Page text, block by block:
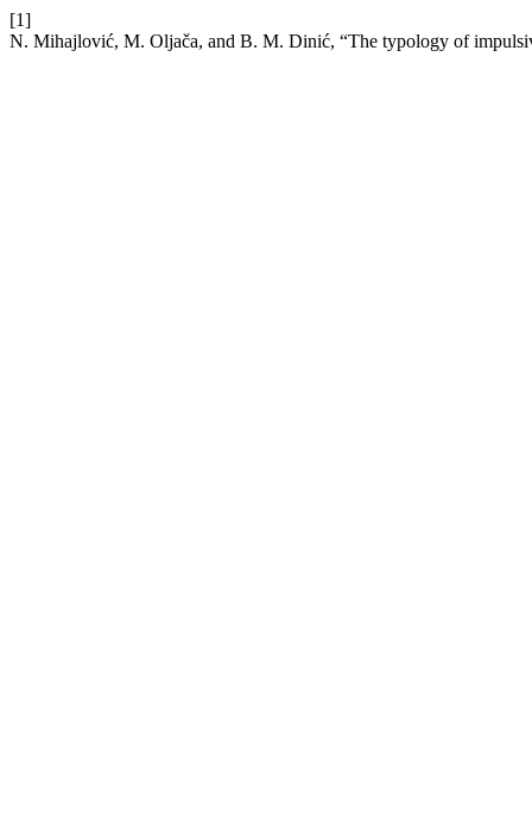
[1]
N. Mihajlović, M. Oljača, and B. M. Dinić, “The typology of